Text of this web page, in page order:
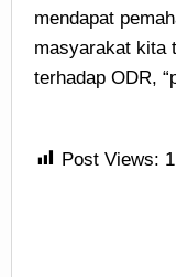
mendapat
masyarakat kita
terhadap ODR,
Post Views: